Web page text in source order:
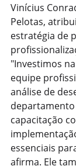
Vinícius
Pelotas,
estratégia de
"Investimos
equipe
análise de
capacitação
essenciais
afirma. Ele